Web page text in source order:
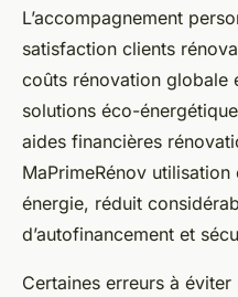
L’accompagnement
satisfaction clients
coûts rénovation globale
solutions éco-
aides financières
MaPrimeRénov
énergie, réduit
d’autofinancement et
Certaines erreurs à